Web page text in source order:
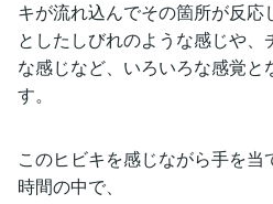
キが流れ込んでその箇所が反応
としたしびれのような感じや、
な感じなど、いろいろな感覚と
す。
このヒビキを感じながら手を
時間の中で、